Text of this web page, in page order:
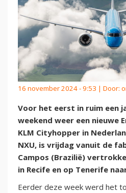
16 november 2024 - 9:53 | Door:
Voor het eerst in ruim een
weekend weer een nieuwe
KLM Cityhopper in
NXU, is vrijdag vanuit de
Campos (Brazilië)
in Recife en op Tenerife
Eerder deze week werd het